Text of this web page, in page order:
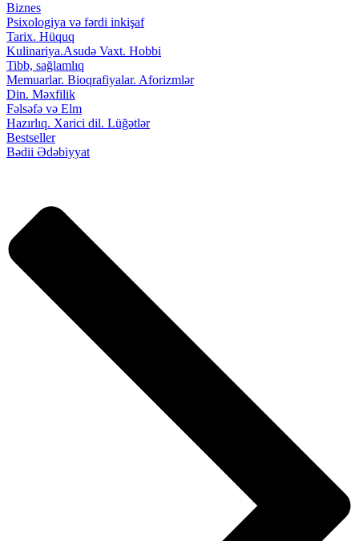
Biznes
Psixologiya və fərdi inkişaf
Tarix. Hüquq
Kulinariya.Asudə Vaxt. Hobbi
Tibb, sağlamlıq
Memuarlar. Bioqrafiyalar. Aforizmlər
Din. Məxfilik
Fəlsəfə və Elm
Hazırlıq. Xarici dil. Lüğətlər
Bestseller
Bədii Ədəbiyyat